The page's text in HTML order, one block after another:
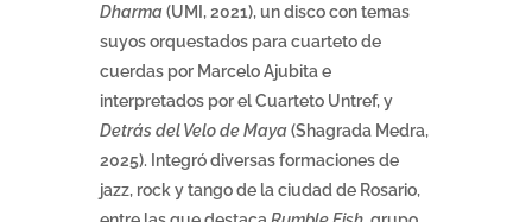
Dharma(UMI, 2021), un disco con temas
suyos orquestados para cuarteto de
cuerdas por Marcelo Ajubita e
interpretados por el Cuarteto Untref, y
Detrás del Velo de Maya(Shagrada Medra,
2025). Integró diversas formaciones de
jazz, rock y tango de la ciudad de Rosario,